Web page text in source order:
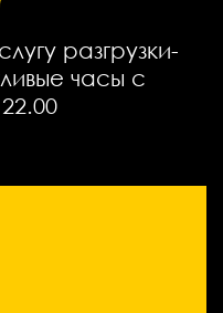
разгрузки-
часы с